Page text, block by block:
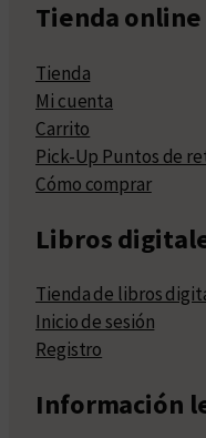
Tienda online
Tienda
Mi cuenta
Carrito
Pick-Up Puntos de
Cómo comprar
Libros
Tienda de libros
Inicio de sesión
Registro
Información